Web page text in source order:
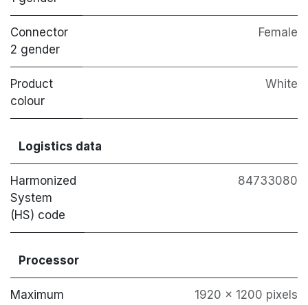
Connector
2 gender
Female
Product
colour
White
Logistics data
Harmonized
System
(HS) code
84733080
Processor
Maximum
1920 x 1200 pixels